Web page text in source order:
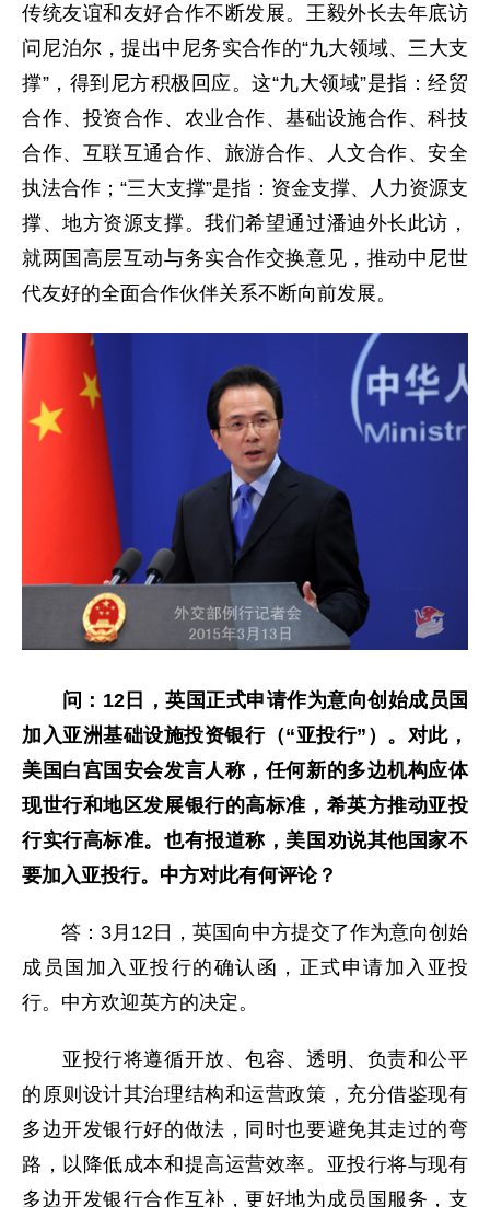
传统友谊和友好合作不断发展。王毅外长去年底访
问尼泊尔，提出中尼务实合作的“九大领域、三大支
撑”，得到尼方积极回应。这“九大领域”是指：经贸
合作、投资合作、农业合作、基础设施合作、科技
合作、互联互通合作、旅游合作、人文合作、安全
执法合作；“三大支撑”是指：资金支撑、人力资源支
撑、地方资源支撑。我们希望通过潘迪外长此访，
就两国高层互动与务实合作交换意见，推动中尼世
代友好的全面合作伙伴关系不断向前发展。
问： 12日，英国正式申请作为意向创始成员国
加入亚洲基础设施投资银行（“亚投行”） 。对此，
美国白宫国安会发言人称，任何新的多边机构应体
现世行和地区发展银行的高标准，希英方推动亚投
行实行高标准。 也有报道称，美国劝说其他国家不
要加入亚投行。 中方对此有何评论？
答：3月12日，英国向中方提交了作为意向创始
成员国加入亚投行的确认函，正式申请加入亚投
行。中方欢迎英方的决定。
亚投行将遵循开放、包容、透明、负责和公平
的原则设计其治理结构和运营政策，充分借鉴现有
多边开发银行好的做法，同时也要避免其走过的弯
路，以降低成本和提高运营效率。亚投行将与现有
多边开发银行合作互补，更好地为成员国服务，支